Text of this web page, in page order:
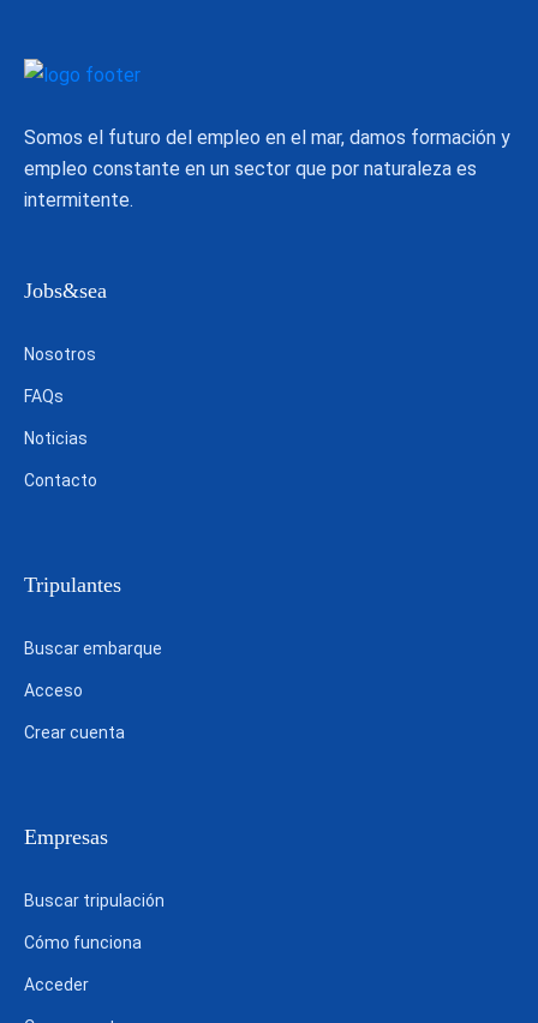
Somos el futuro del empleo en el mar, damos formación y
empleo constante en un sector que por naturaleza es
intermitente.
Jobs&sea
Nosotros
FAQs
Noticias
Contacto
Tripulantes
Buscar embarque
Acceso
Crear cuenta
Empresas
Buscar tripulación
Cómo funciona
Acceder